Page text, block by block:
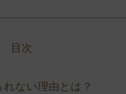
目次
ない理由とは？